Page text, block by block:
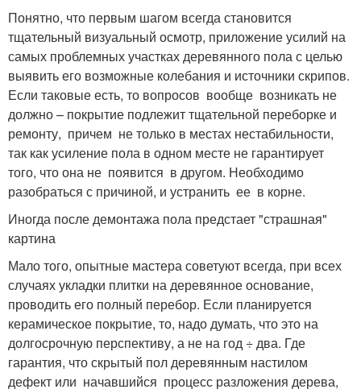
Понятно, что первым шагом всегда становится
тщательный визуальный осмотр, приложение усилий на
самых проблемных участках деревянного пола с целью
выявить его возможные колебания и источники скрипов.
Если таковые есть, то вопросов вообще возникать не
должно – покрытие подлежит тщательной переборке и
ремонту, причем не только в местах нестабильности,
так как усиление пола в одном месте не гарантирует
того, что она не появится в другом. Необходимо
разобраться с причиной, и устранить ее в корне.
Иногда после демонтажа пола предстает "страшная"
картина
Мало того, опытные мастера советуют всегда, при всех
случаях укладки плитки на деревянное основание,
проводить его полный перебор. Если планируется
керамическое покрытие, то, надо думать, что это на
долгосрочную перспективу, а не на год ÷ два. Где
гарантия, что скрытый пол деревянным настилом
дефект или начавшийся процесс разложения дерева,